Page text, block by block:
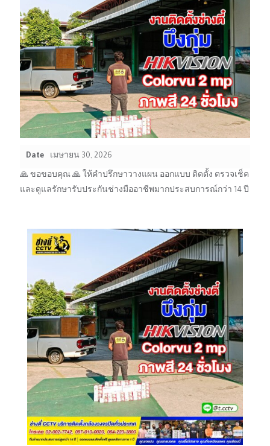
Date เมษายน 30, 2026
🙏 ขอขอบคุณ 🙏 ให้คำปรึกษาวางแผน ออกแบบ ติดตั้ง ตรวจเช็ค
และดูแลรักษารับประกันช่างมืออาชีพมากประสบการณ์กว่า 14 ปี